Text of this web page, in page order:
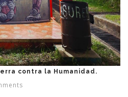
contra la Humanidad.